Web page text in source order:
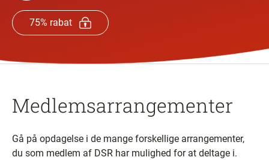
75% rabat
Medlemsarrangementer
Gå på opdagelse i de mange forskellige arrangementer,
du som medlem af DSR har mulighed for at deltage i.